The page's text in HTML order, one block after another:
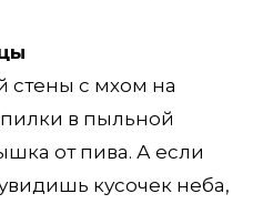
стены с мхом на
в пыльной
от пива. А если
увидишь кусочек неба,